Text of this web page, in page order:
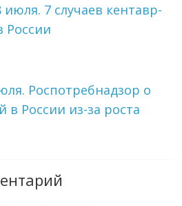
7 случаев кентавр-
Роспотребнадзор о
в России из-за роста